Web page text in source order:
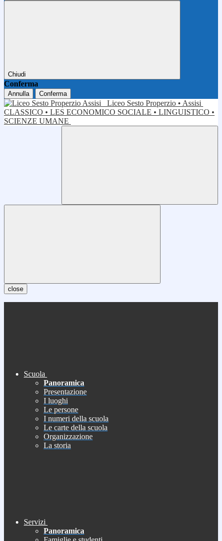
Chiudi
Conferma
Annulla Conferma
Liceo Sesto Properzio • Assisi
CLASSICO • LES ECONOMICO SOCIALE • LINGUISTICO •
SCIENZE UMANE
close
Scuola
Panoramica
Presentazione
I luoghi
Le persone
I numeri della scuola
Le carte della scuola
Organizzazione
La storia
Servizi
Panoramica